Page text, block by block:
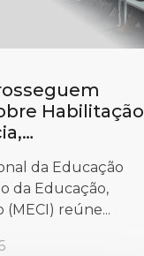
Habilitação
– Tema 2)
da Educação
da Educação,
(MECI) reúne...